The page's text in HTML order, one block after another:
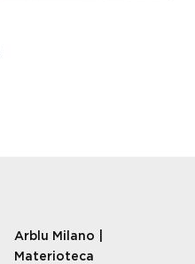
Arblu Milano |
Materioteca